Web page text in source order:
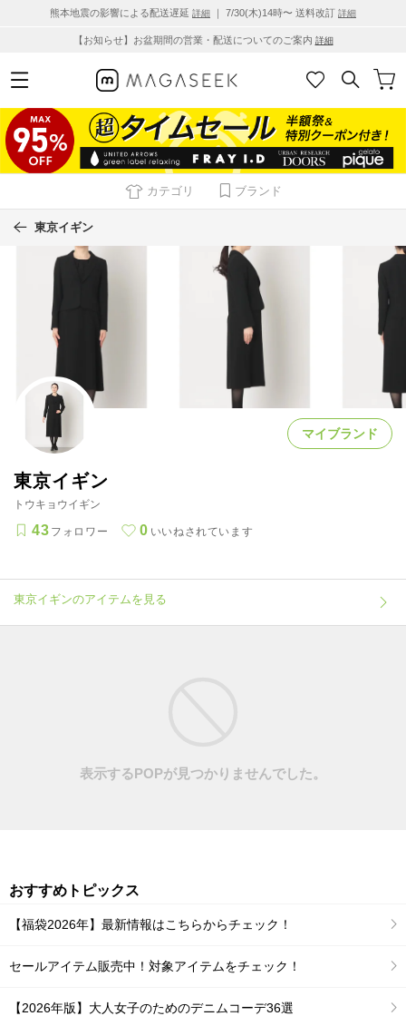
熊本地震の影響による配送遅延 詳細 ｜ 7/30(木)14時〜 送料改訂 詳細
【お知らせ】お盆期間の営業・配送についてのご案内 詳細
カテゴリ ブランド
東京イギン
マイブランド
東京イギン
トウキョウイギン
43 フォロワー 0 いいねされています
東京イギンのアイテムを見る
表示するPOPが見つかりませんでした。
おすすめトピックス
【福袋2026年】最新情報はこちらからチェック！
セールアイテム販売中！対象アイテムをチェック！
【2026年版】大人女子のためのデニムコーデ36選